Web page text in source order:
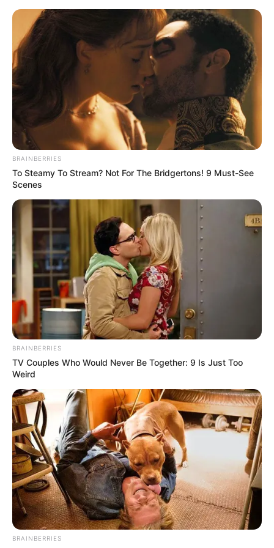
7 Tipos de Encadernação
Artesanal Para Fazer Agora
Mesmo
BRAINBERRIES
To Steamy To Stream? Not For The Bridgertons! 9 Must-See
Scenes
BRAINBERRIES
TV Couples Who Would Never Be Together: 9 Is Just Too
Weird
BRAINBERRIES